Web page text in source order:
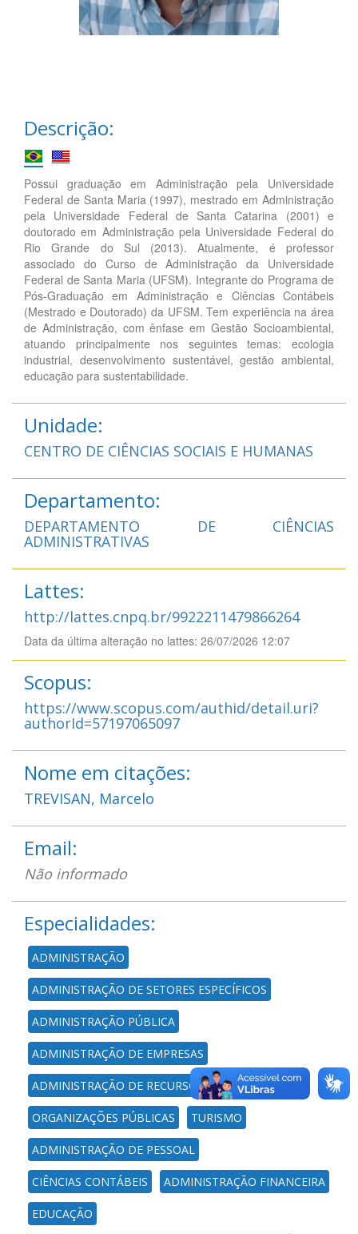
Descrição:
Possui graduação em Administração pela Universidade
Federal de Santa Maria (1997), mestrado em Administração
pela Universidade Federal de Santa Catarina (2001) e
doutorado em Administração pela Universidade Federal do
Rio Grande do Sul (2013). Atualmente, é professor
associado do Curso de Administração da Universidade
Federal de Santa Maria (UFSM). Integrante do Programa de
Pós-Graduação em Administração e Ciências Contábeis
(Mestrado e Doutorado) da UFSM. Tem experiência na área
de Administração, com ênfase em Gestão Socioambiental,
atuando principalmente nos seguintes temas: ecologia
industrial, desenvolvimento sustentável, gestão ambiental,
educação para sustentabilidade.
Unidade:
CENTRO DE CIÊNCIAS SOCIAIS E HUMANAS
Departamento:
DEPARTAMENTO DE CIÊNCIAS
ADMINISTRATIVAS
Lattes:
http://lattes.cnpq.br/9922211479866264
Data da última alteração no lattes: 26/07/2026 12:07
Scopus:
https://www.scopus.com/authid/detail.uri?
authorId=57197065097
Nome em citações:
TREVISAN, Marcelo
Email:
Não informado
Especialidades:
ADMINISTRAÇÃO
ADMINISTRAÇÃO DE SETORES ESPECÍFICOS
ADMINISTRAÇÃO PÚBLICA
ADMINISTRAÇÃO DE EMPRESAS
ADMINISTRAÇÃO DE RECURSOS HUMANOS
ORGANIZAÇÕES PÚBLICAS TURISMO
ADMINISTRAÇÃO DE PESSOAL
CIÊNCIAS CONTÁBEIS ADMINISTRAÇÃO FINANCEIRA
EDUCAÇÃO